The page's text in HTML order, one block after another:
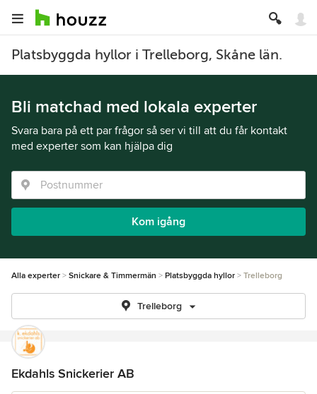
Platsbyggda hyllor i Trelleborg, Skåne län.
Bli matchad med lokala experter
Svara bara på ett par frågor så ser vi till att du får kontakt
med experter som kan hjälpa dig
Kom igång
Alla experter Snickare & Timmermän Platsbyggda hyllor Trelleborg
Trelleborg
Ekdahls Snickerier AB